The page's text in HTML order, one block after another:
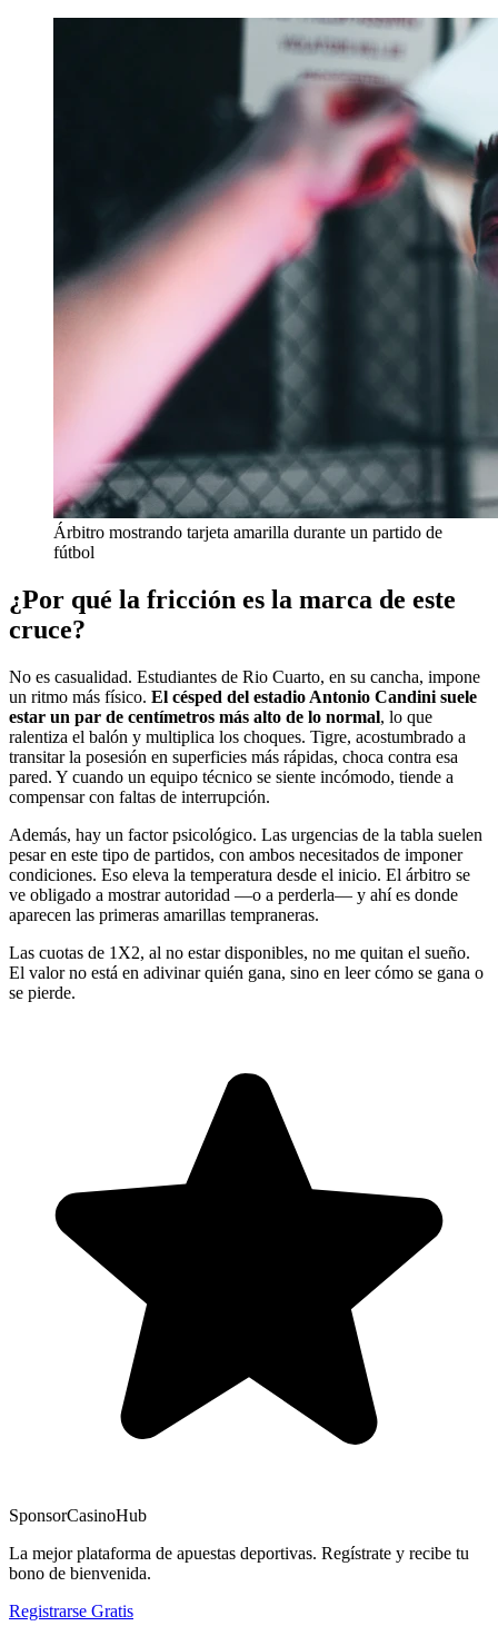
Árbitro mostrando tarjeta amarilla durante un partido de
fútbol
¿Por qué la fricción es la marca de este
cruce?
No es casualidad. Estudiantes de Rio Cuarto, en su cancha, impone
un ritmo más físico. El césped del estadio Antonio Candini suele
estar un par de centímetros más alto de lo normal, lo que
ralentiza el balón y multiplica los choques. Tigre, acostumbrado a
transitar la posesión en superficies más rápidas, choca contra esa
pared. Y cuando un equipo técnico se siente incómodo, tiende a
compensar con faltas de interrupción.
Además, hay un factor psicológico. Las urgencias de la tabla suelen
pesar en este tipo de partidos, con ambos necesitados de imponer
condiciones. Eso eleva la temperatura desde el inicio. El árbitro se
ve obligado a mostrar autoridad —o a perderla— y ahí es donde
aparecen las primeras amarillas tempraneras.
Las cuotas de 1X2, al no estar disponibles, no me quitan el sueño.
El valor no está en adivinar quién gana, sino en leer cómo se gana o
se pierde.
SponsorCasinoHub
La mejor plataforma de apuestas deportivas. Regístrate y recibe tu
bono de bienvenida.
Registrarse Gratis